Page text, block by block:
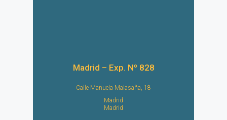
Madrid – Exp. Nº 828
Calle Manuela Malasaña, 18
Madrid
Madrid